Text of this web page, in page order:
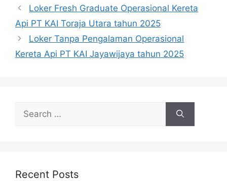
Loker Fresh Graduate Operasional Kereta
Api PT KAI Toraja Utara tahun 2025
Loker Tanpa Pengalaman Operasional
Kereta Api PT KAI Jayawijaya tahun 2025
for:
Recent Posts